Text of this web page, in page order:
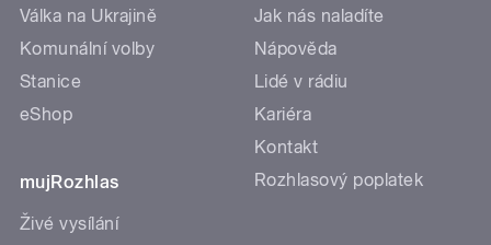
Válka na Ukrajině
Komunální volby
Stanice
eShop
mujRozhlas
Živé vysílání
Jak nás naladíte
Nápověda
Lidé v rádiu
Kariéra
Kontakt
Rozhlasový poplatek